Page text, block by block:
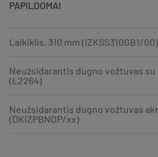
PAPILDOMAI
Laikiklis, 310 mm (IZKSS310GB1/00)
Neužsidarantis dugno vožtuvas
(L2264)
Neužsidarantis dugno vožtuvas
(DKIZPBNOP/xx)